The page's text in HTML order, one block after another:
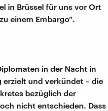
in Brüssel für uns vor Ort
einem Embargo".
in der Nacht in
erzielt und verkündet – die
bezüglich der
nicht entschieden. Dass